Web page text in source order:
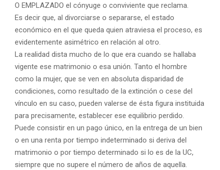
O EMPLAZADO el cónyuge o conviviente que reclama.
Es decir que, al divorciarse o separarse, el estado
económico en el que queda quien atraviesa el proceso, es
evidentemente asimétrico en relación al otro.
La realidad dista mucho de lo que era cuando se hallaba
vigente ese matrimonio o esa unión. Tanto el hombre
como la mujer, que se ven en absoluta disparidad de
condiciones, como resultado de la extinción o cese del
vínculo en su caso, pueden valerse de ésta figura instituida
para precisamente, establecer ese equilibrio perdido.
Puede consistir en un pago único, en la entrega de un bien
o en una renta por tiempo indeterminado si deriva del
matrimonio o por tiempo determinado si lo es de la UC,
siempre que no supere el número de años de aquella.